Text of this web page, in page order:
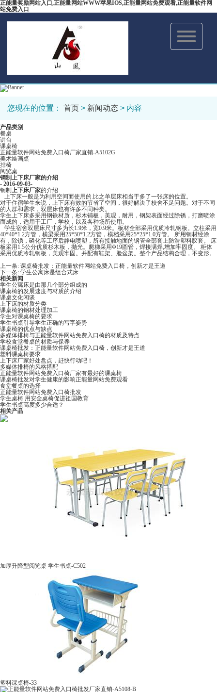
正能量奖励网站入口,正能量网站WWW苹果IOS,正能量网站免费观看,正能量软件网
站免费入口
Toggle
navigation
您现在的位置： 首页 > 新闻动态 > 内容
产品类别
餐桌
讲台
课桌椅
正能量软件网站免费入口椅厂家直销-A5102G
美术绘画桌
排椅
阅览桌
钢制上下床厂家的介绍
- 2016-09-03-
钢制 上下床厂家的介绍
上下床一般是为利用空间而使用的.比之单层床相当于多了一张床的位置。
对于住宿学生来说，上下床有效的节省了空间，很好解决了校舍不足问题。对于不同
的人群和需求，双层床也有许多不同种类。
学生上下床多采用钢铁材质，杉木铺板，美观，耐用，钢架表面经过除锈，打磨喷涂
而成的，适用于工厂，学校，以及各种场所使用。
学生宿舍双层床尺寸多为长1.9米，宽0.9米。板材全部采用优质冷轧钢板。立柱采用
40*40*1.2方管，横梁采用25*50*1.2方管，横档采用25*25*1.0方管。 所用钢材经涂
有，除锈，磷化等工序后静电喷塑，所有接触地面的钢管全部套上防滑塑料胶套。 床
板采用1.5公分优质杉木板，抛光。爬梯采用Φ19圆管，焊接满焊,增加牢固度。 柜体
采用优质冷轧钢板，美观牢固。并配有鞋架、脸盆架。整个产品结构合理，不变形。
上一条: 课桌椅批发​：正能量软件网站免费入口椅，创新才是王道
下一条: 学生公寓床是组合式床
相关新闻
学生公寓床是由那几个部分组成的
课桌椅的发展速度与材质的介绍
课桌文化闲谈
上下床的材质分类
课桌椅的钢材处理加工
学生对课桌椅的要求
学生书桌引导学生正确的写字姿势
课桌椅的优点与缺点
多媒体排椅与正能量软件网站免费入口椅的材质及特点
学校食堂餐桌的材质与保养
课桌椅批发​：正能量软件网站免费入口椅，创新才是王道
塑料课桌椅要求
上下床厂家​好处盘点，赶快行动吧！
多媒体排椅​的风格搭配
正能量软件网站免费入口椅厂家有最好的课桌椅
课桌椅批发对学生健康的影响正能量网站免费观看
食堂餐桌的选择
正能量软件网站免费入口椅批发
学生桌椅​ 用安全桌椅促进祖国教育
学生书桌高度多少合适？
相关产品
加厚升降型阅览桌 学生书桌-C502
塑料课桌椅-33